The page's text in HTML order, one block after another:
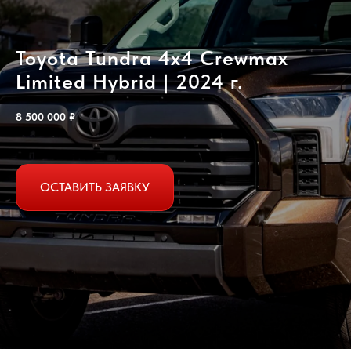
Toyota Tundra 4x4 Crewmax
Limited Hybrid | 2024 г.
8 500 000 ₽
ОСТАВИТЬ ЗАЯВКУ